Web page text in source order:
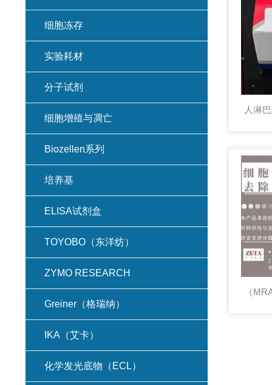
细胞冻存
实验耗材
分子试剂
细胞增殖与凋亡
Biozellen系列
培养基
ELISA试剂盒
TOYOBO（东洋纺）
ZYMO RESEARCH
Greiner（格瑞纳）
IKA（艾卡）
化学发光底物（ECL）